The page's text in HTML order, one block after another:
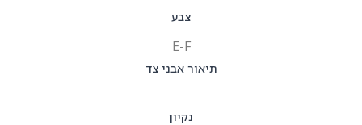
צבע
E-F
תיאור אבני צד
נקיון